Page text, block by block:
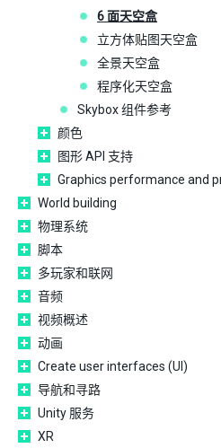
6 面天空盒
立方体贴图天空盒
全景天空盒
程序化天空盒
Skybox 组件参考
颜色
图形 API 支持
Graphics performance and
World building
物理系统
脚本
多玩家和联网
音频
视频概述
动画
Create user interfaces (UI)
导航和寻路
Unity 服务
XR